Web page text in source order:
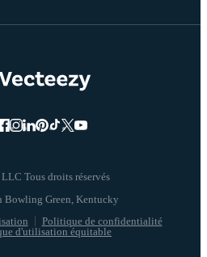
Tous droits réservés
Politique de confidentialité
d'utilisation équitable